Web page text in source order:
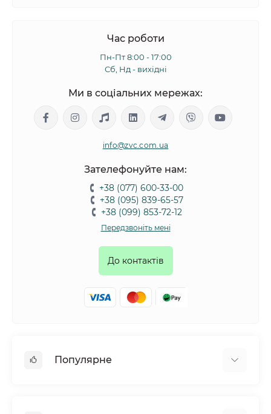
Час роботи
Пн-Пт 8:00 - 17:00
Сб, Нд - вихідні
Ми в соціальних мережах:
info@zvc.com.ua
Зателефонуйте нам:
+38 (077) 600-33-00
+38 (095) 839-65-57
+38 (099) 853-72-12
Передзвоніть мені
До контактів
Популярне